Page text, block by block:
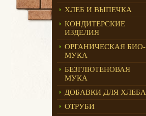
ХЛЕБ И ВЫПЕЧКА
КОНДИТЕРСКИЕ
ИЗДЕЛИЯ
ОРГАНИЧЕСКАЯ БИО-
МУКА
БЕЗГЛЮТЕНОВАЯ
МУКА
ДОБАВКИ ДЛЯ ХЛЕБА
ОТРУБИ